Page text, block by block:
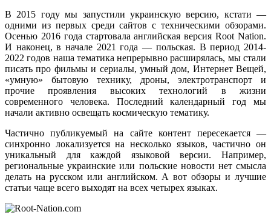
В 2015 году мы запустили украинскую версию, кстати —
одними из первых среди сайтов с техническими обзорами.
Осенью 2016 года стартовала английская версия Root Nation.
И наконец, в начале 2021 года — польская. В период 2014-
2022 годов наша тематика непрерывно расширялась, мы стали
писать про фильмы и сериалы, умный дом, Интернет Вещей,
«умную» бытовую технику, дроны, электротранспорт и
прочие проявления высоких технологий в жизни
современного человека. Последний календарный год мы
начали активно освещать космическую тематику.
Частично публикуемый на сайте контент пересекается —
синхронно локализуется на несколько языков, частично он
уникальный для каждой языковой версии. Например,
региональные украинские или польские новости нет смысла
делать на русском или английском. А вот обзоры и лучшие
статьи чаще всего выходят на всех четырех языках.